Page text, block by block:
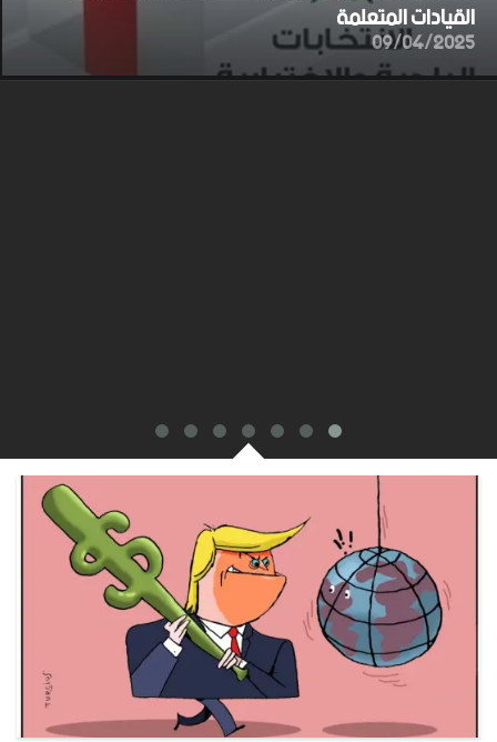
القيادات المتعلمة
09/04/2025